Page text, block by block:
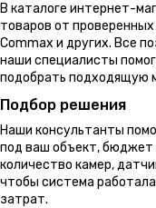
В каталоге интернет-
товаров от проверенных
Commax и других. Все
наши специалисты
подобрать подходящую
Подбор решения
Наши консультанты
под ваш объект, бюджет
количество камер,
чтобы система
затрат.